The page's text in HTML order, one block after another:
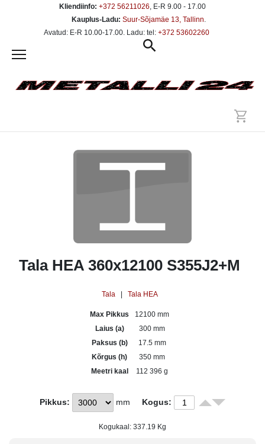
Kliendiinfo: +372 56211026, E-R 9.00 - 17.00
Kauplus-Ladu: Suur-Sõjamäe 13, Tallinn.
Avatud: E-R 10.00-17.00. Ladu: tel: +372 53602260
Tala HEA 360x12100 S355J2+M
Tala| Tala HEA
Max Pikkus
12100 mm
Laius (a)
300 mm
Paksus (b)
17.5 mm
Kõrgus (h)
350 mm
Meetri kaal
112 396 g
Pikkus: mm Kogus:
Kogukaal: 337.19 Kg